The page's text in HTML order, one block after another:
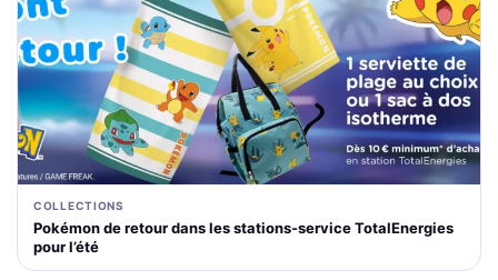
COLLECTIONS
Pokémon de retour dans les stations-service TotalEnergies
pour l’été